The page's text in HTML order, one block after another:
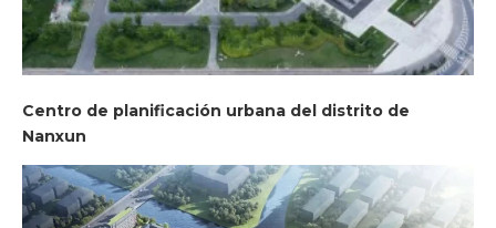
Centro de planificación urbana del distrito de
Nanxun